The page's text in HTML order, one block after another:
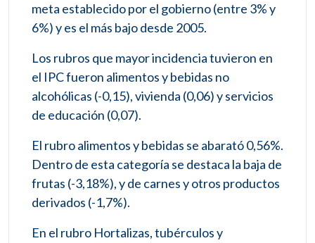
meta establecido por el gobierno (entre 3% y
6%) y es el más bajo desde 2005.
Los rubros que mayor incidencia tuvieron en
el IPC fueron alimentos y bebidas no
alcohólicas (-0,15), vivienda (0,06) y servicios
de educación (0,07).
El rubro alimentos y bebidas se abarató 0,56%.
Dentro de esta categoría se destaca la baja de
frutas (-3,18%), y de carnes y otros productos
derivados (-1,7%).
En el rubro Hortalizas, tubérculos y